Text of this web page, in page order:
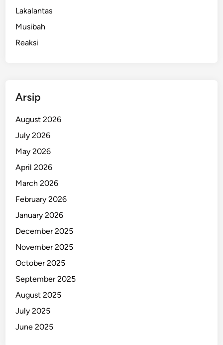
Lakalantas
Musibah
Reaksi
Arsip
August 2026
July 2026
May 2026
April 2026
March 2026
February 2026
January 2026
December 2025
November 2025
October 2025
September 2025
August 2025
July 2025
June 2025